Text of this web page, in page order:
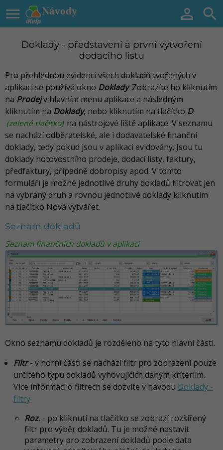
Návody
  
Doklady - představení a první vytvoření
dodacího listu
Pro přehlednou evidenci všech dokladů tvořených v
aplikaci se používá okno Doklady. Zobrazíte ho kliknutím
na Prodejv hlavním menu aplikace a následným
kliknutím na Doklady, nebo kliknutím na tlačítko D
(zelené tlačítko) na nástrojové liště aplikace. V seznamu
se nachází odběratelské, ale i dodavatelské finanční
doklady, tedy pokud jsou v aplikaci evidovány. Jsou tu
doklady hotovostního prodeje, dodací listy, faktury,
předfaktury, případně dobropisy apod. V tomto
formuláři je možné jednotlivé druhy dokladů filtrovat jen
na vybraný druh a rovnou jednotlivé doklady kliknutím
na tlačítko Nová vytvářet.
Seznam dokladů
Seznam finančních dokladů v aplikaci
Okno seznamu dokladů je rozděleno na tyto hlavní části.
Filtr- v horní části se nachází filtr pro zobrazení pouze
určitého typu dokladů vyhovujících daným kritériím.
Více informací o filtrech se dozvíte v návodu Doklady -
filtry.
Roz. - po kliknutí na tlačítko se zobrazí rozšířený
filtr pro výběr dokladů. Tu je možné nastavit
parametry pro zobrazení dokladů podle data